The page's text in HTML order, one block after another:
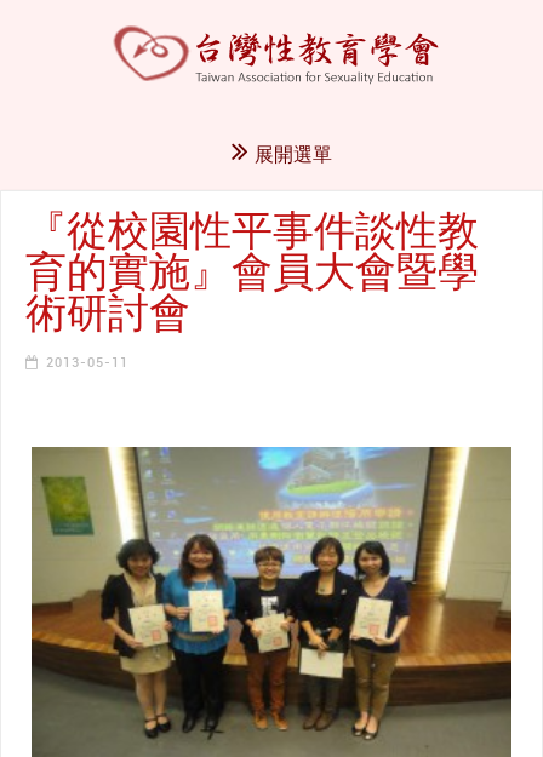
展開選單
『從校園性平事件談性教
育的實施』會員大會暨學
術研討會
2013-05-11